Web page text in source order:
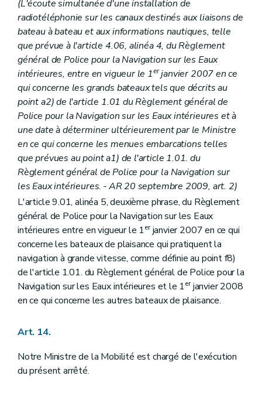
(L'écoute simultanée d'une installation de
radiotéléphonie sur les canaux destinés aux liaisons de
bateau à bateau et aux informations nautiques, telle
que prévue à l'article 4.06, alinéa 4, du Règlement
général de Police pour la Navigation sur les Eaux
intérieures, entre en vigueur le 1erjanvier 2007 en ce
qui concerne les grands bateaux tels que décrits au
point a2) de l'article 1.01 du Règlement général de
Police pour la Navigation sur les Eaux intérieures et à
une date à déterminer ultérieurement par le Ministre
en ce qui concerne les menues embarcations telles
que prévues au point a1) de l'article 1.01. du
Règlement général de Police pour la Navigation sur
les Eaux intérieures. -AR 20 septembre 2009, art. 2)
L'article 9.01, alinéa 5, deuxième phrase, du Règlement
général de Police pour la Navigation sur les Eaux
intérieures entre en vigueur le 1erjanvier 2007 en ce qui
concerne les bateaux de plaisance qui pratiquent la
navigation à grande vitesse, comme définie au point f8)
de l'article 1.01. du Règlement général de Police pour la
Navigation sur les Eaux intérieures et le 1erjanvier 2008
en ce qui concerne les autres bateaux de plaisance.
Art. 14.
Notre Ministre de la Mobilité est chargé de l'exécution
du présent arrêté.